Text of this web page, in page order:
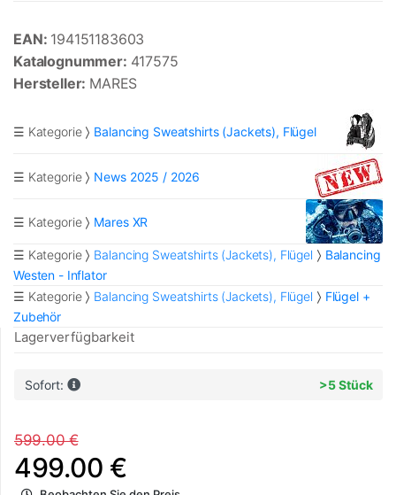
EAN: 194151183603
Katalognummer: 417575
Hersteller: MARES
☰ Kategorie Balancing Sweatshirts (Jackets), Flügel
☰ Kategorie News 2025 / 2026
☰ Kategorie Mares XR
☰ Kategorie Balancing Sweatshirts (Jackets), Flügel
Balancing
Westen - Inflator
☰ Kategorie
Balancing Sweatshirts (Jackets), Flügel
Flügel +
Zubehör
Lagerverfügbarkeit
Sofort: >5 Stück
599.00 €
499.00 €